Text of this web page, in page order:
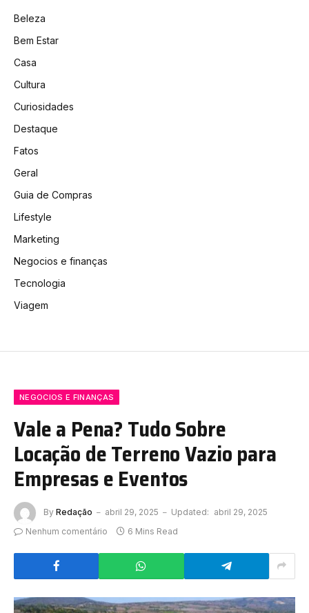
Beleza
Bem Estar
Casa
Cultura
Curiosidades
Destaque
Fatos
Geral
Guia de Compras
Lifestyle
Marketing
Negocios e finanças
Tecnologia
Viagem
NEGOCIOS E FINANÇAS
Vale a Pena? Tudo Sobre
Locação de Terreno Vazio para
Empresas e Eventos
By Redação abril 29, 2025 Updated: abril 29, 2025
Nenhum comentário
6 Mins Read